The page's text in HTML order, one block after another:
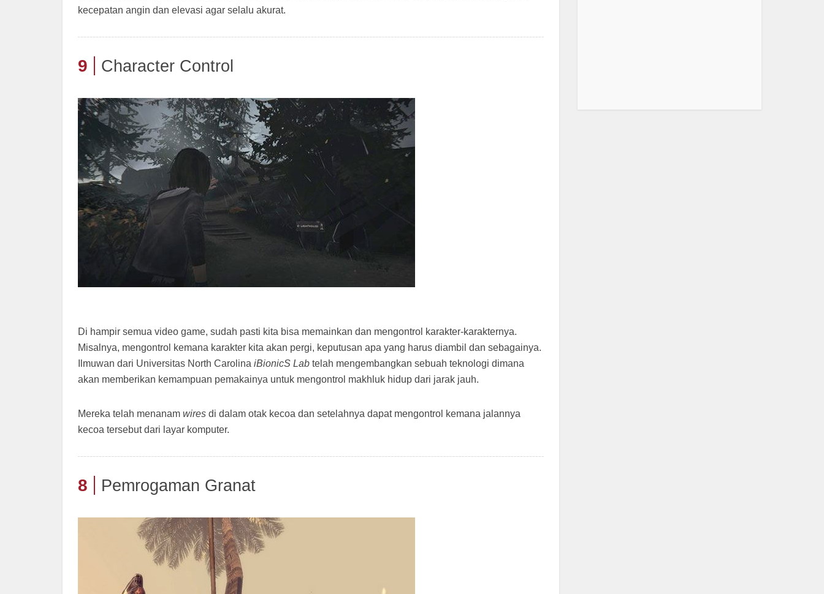
kecepatan angin dan elevasi agar selalu akurat.
9 Character Control
Di hampir semua video game, sudah pasti kita bisa memainkan dan mengontrol karakter-karakternya.
Misalnya, mengontrol kemana karakter kita akan pergi, keputusan apa yang harus diambil dan sebagainya.
Ilmuwan dari Universitas North Carolina iBionicS Lab telah mengembangkan sebuah teknologi dimana
akan memberikan kemampuan pemakainya untuk mengontrol makhluk hidup dari jarak jauh.
Mereka telah menanam wires di dalam otak kecoa dan setelahnya dapat mengontrol kemana jalannya
kecoa tersebut dari layar komputer.
8 Pemrogaman Granat